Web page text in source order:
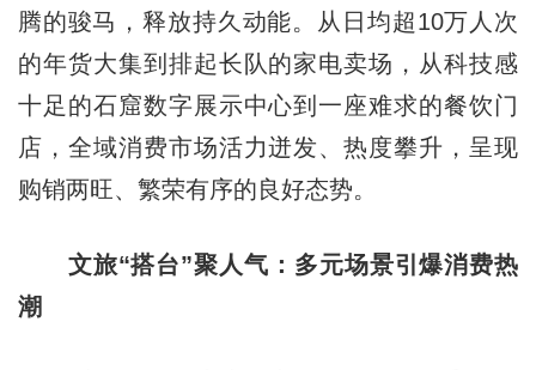
腾的骏马，释放持久动能。从日均超10万人次
的年货大集到排起长队的家电卖场，从科技感
十足的石窟数字展示中心到一座难求的餐饮门
店，全域消费市场活力迸发、热度攀升，呈现
购销两旺、繁荣有序的良好态势。
文旅“搭台”聚人气：多元场景引爆消费热
潮